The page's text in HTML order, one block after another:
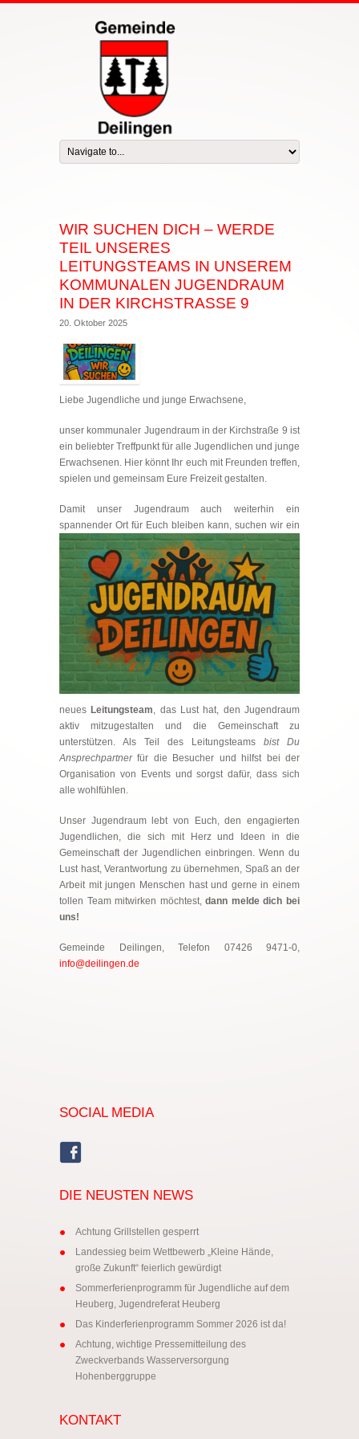
WIR SUCHEN DICH – WERDE
TEIL UNSERES
LEITUNGSTEAMS IN UNSEREM
KOMMUNALEN JUGENDRAUM
IN DER KIRCHSTRASSE 9
20. Oktober 2025
Liebe Jugendliche und junge Erwachsene,
unser kommunaler Jugendraum in der Kirchstraße 9 ist
ein beliebter Treffpunkt für alle Jugendlichen und junge
Erwachsenen. Hier könnt Ihr euch mit Freunden treffen,
spielen und gemeinsam Eure Freizeit gestalten.
Damit unser Jugendraum auch weiterhin ein
spannender Ort für Euch bleiben kann, suchen wir ein
neues Leitungsteam, das Lust hat, den Jugendraum
aktiv mitzugestalten und die Gemeinschaft zu
unterstützen. Als Teil des Leitungsteams
bist Du
Ansprechpartnerfür die Besucher und hilfst bei der
Organisation von Events und sorgst dafür, dass sich
alle wohlfühlen.
Unser Jugendraum lebt von Euch, den engagierten
Jugendlichen, die sich mit Herz und Ideen in die
Gemeinschaft der Jugendlichen einbringen. Wenn du
Lust hast, Verantwortung zu übernehmen, Spaß an der
Arbeit mit jungen Menschen hast und gerne in einem
tollen Team mitwirken möchtest,dann melde dich bei
uns!
Gemeinde Deilingen, Telefon 07426 9471-0,
info@deilingen.de
SOCIAL MEDIA
DIE NEUSTEN NEWS
Achtung Grillstellen gesperrt
Landessieg beim Wettbewerb „Kleine Hände,
große Zukunft“ feierlich gewürdigt
Sommerferienprogramm für Jugendliche auf dem
Heuberg, Jugendreferat Heuberg
Das Kinderferienprogramm Sommer 2026 ist da!
Achtung, wichtige Pressemitteilung des
Zweckverbands Wasserversorgung
Hohenberggruppe
KONTAKT